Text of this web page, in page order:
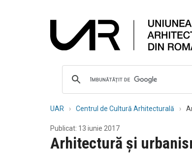
UAR Centrul de Cultură Arhitecturală
Publicat: 13 iunie 2017
Arhitectură și